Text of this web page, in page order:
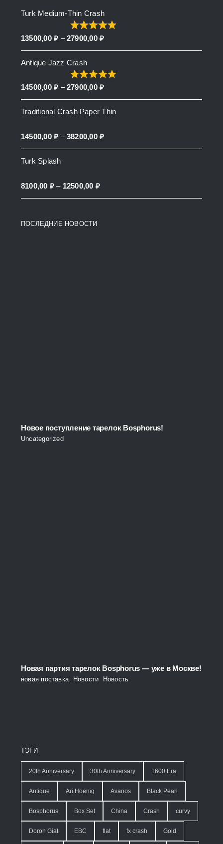
Turk Medium-Thin Crash
13500,00₽ – 27900,00 ₽Price
range:
through
Antique Jazz Crash
14500,00₽ – 27900,00 ₽Price
range:
14500,00 ₽
Traditional Crash Paper Thin
14500,00₽ – 38200,00 ₽Price
range:
Turk Splash
8100,00 ₽ – 12500,00 ₽Price
range:
ПОСЛЕДНИЕ НОВОСТИ
Новое поступление тарелок Bosphorus!
Uncategorized
Новая партия тарелок Bosphorus — уже в Москве!
новая поставка Новости Новость
ТЭГИ
20th Anniversary 30th Anniversary 1600 Era
Antique Ari Hoenig Avanos Black Pearl
Bosphorus Box Set China Crash curvy
Doron Giat EBC flat fx crash Gold